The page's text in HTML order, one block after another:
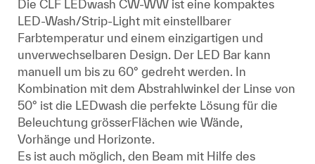
Die CLF LEDwash CW-WW ist eine kompaktes
LED-Wash/Strip-Light mit einstellbarer
Farbtemperatur und einem einzigartigen und
unverwechselbaren Design. Der LED Bar kann
manuell um bis zu 60° gedreht werden. In
Kombination mit dem Abstrahlwinkel der Linse von
50° ist die LEDwash die perfekte Lösung für die
Beleuchtung grösserFlächen wie Wände,
Vorhänge und Horizonte.
Es ist auch möglich, den Beam mit Hilfe des